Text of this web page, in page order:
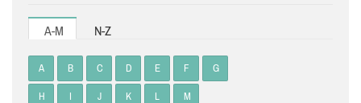
A-M N-Z
A B C D E F G
H I J K L M